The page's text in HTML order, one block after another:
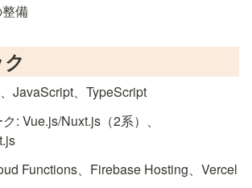
備
JavaScript、TypeScript
: Vue.js/Nuxt.js（2系）、
Functions、Firebase Hosting、Vercel